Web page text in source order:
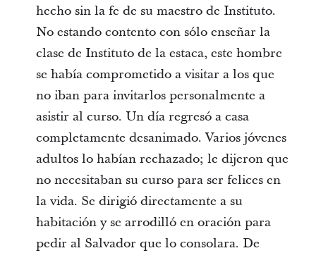
hecho sin la fe de su maestro de Instituto.
No estando contento con sólo enseñar la
clase de Instituto de la estaca, este hombre
se había comprometido a visitar a los que
no iban para invitarlos personalmente a
asistir al curso. Un día regresó a casa
completamente desanimado. Varios jóvenes
adultos lo habían rechazado; le dijeron que
no necesitaban su curso para ser felices en
la vida. Se dirigió directamente a su
habitación y se arrodilló en oración para
pedir al Salvador que lo consolara. De